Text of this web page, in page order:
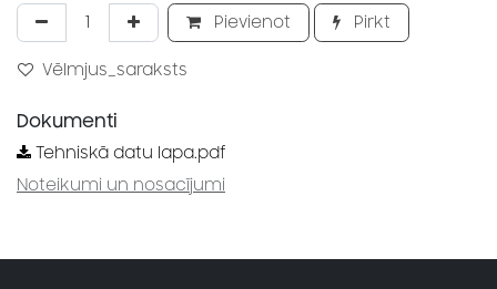
Pievienot Pirkt
Vēlmjus_saraksts
Dokumenti
Tehniskā datu lapa.pdf
Noteikumi un nosacījumi